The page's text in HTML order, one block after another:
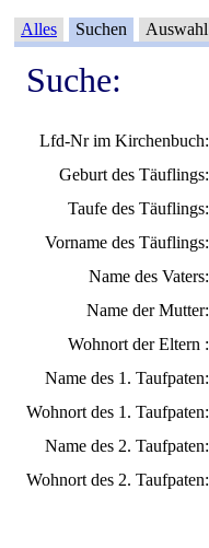
Alles Suchen Auswahl
Suche:
Lfd-Nr im Kirchenbuch:
Geburt des Täuflings:
Taufe des Täuflings:
Vorname des Täuflings:
Name des Vaters:
Name der Mutter:
Wohnort der Eltern :
Name des 1. Taufpaten:
Wohnort des 1. Taufpaten:
Name des 2. Taufpaten:
Wohnort des 2. Taufpaten: